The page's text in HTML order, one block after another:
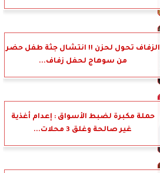
الزفاف تحول لحزن !! انتشال جثة طفل حضر
من سوهاج لحفل زفاف...
حملة مكبرة لضبط الأسواق : إعدام أغذية
غير صالحة وغلق 3 محلات...